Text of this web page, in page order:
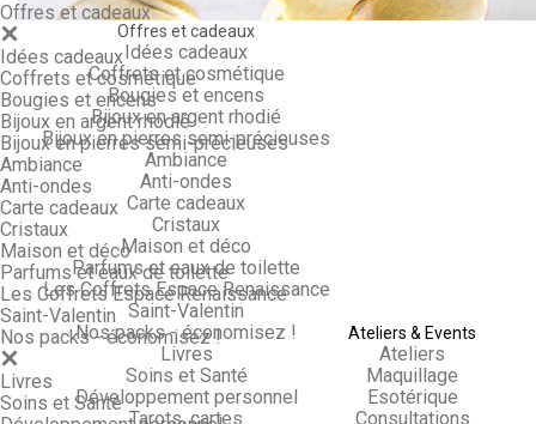
Offres et cadeaux
Idées cadeaux
Coffrets et cosmétique
Bougies et encens
Bijoux en argent rhodié
Bijoux en pierres semi-précieuses
Ambiance
Anti-ondes
Carte cadeaux
Cristaux
Maison et déco
Parfums et eaux de toilette
Les Coffrets Espace Renaissance
Saint-Valentin
Nos packs - économisez !
Livres
Soins et Santé
Offres et cadeaux
Idées cadeaux
Coffrets et cosmétique
Bougies et encens
Bijoux en argent rhodié
Bijoux en pierres semi-précieuses
Ambiance
Anti-ondes
Carte cadeaux
Cristaux
Maison et déco
Parfums et eaux de toilette
Les Coffrets Espace Renaissance
Saint-Valentin
Nos packs - économisez !
Livres
Soins et Santé
Développement personnel
Tarots, cartes
Ateliers & Events
Ateliers
Maquillage
Esotérique
Consultations